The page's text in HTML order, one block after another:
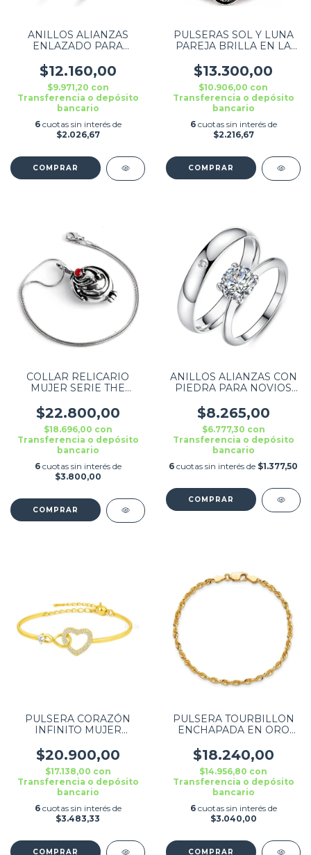
ANILLOS ALIANZAS
ENLAZADO PARA
COMBO X2
$12.160,00
$9.971,20 con
Transferencia o depósito
bancario
6 cuotas sin interés de
$2.026,67
PULSERAS SOL Y LUNA
PAREJA BRILLA EN LA
$13.300,00
$10.906,00 con
Transferencia o depósito
bancario
6 cuotas sin interés de
$2.216,67
COLLAR RELICARIO
MUJER SERIE THE
CON PIEDRA
$22.800,00
$18.696,00 con
Transferencia o depósito
bancario
6 cuotas sin interés de
$3.800,00
ANILLOS ALIANZAS CON
PIEDRA PARA NOVIOS
$8.265,00
$6.777,30 con
Transferencia o depósito
bancario
6 cuotas sin interés de $1.377,50
PULSERA CORAZÓN
INFINITO MUJER
$20.900,00
$17.138,00 con
Transferencia o depósito
bancario
6 cuotas sin interés de
$3.483,33
PULSERA TOURBILLON
ENCHAPADA EN ORO
$18.240,00
$14.956,80 con
Transferencia o depósito
bancario
6 cuotas sin interés de
$3.040,00